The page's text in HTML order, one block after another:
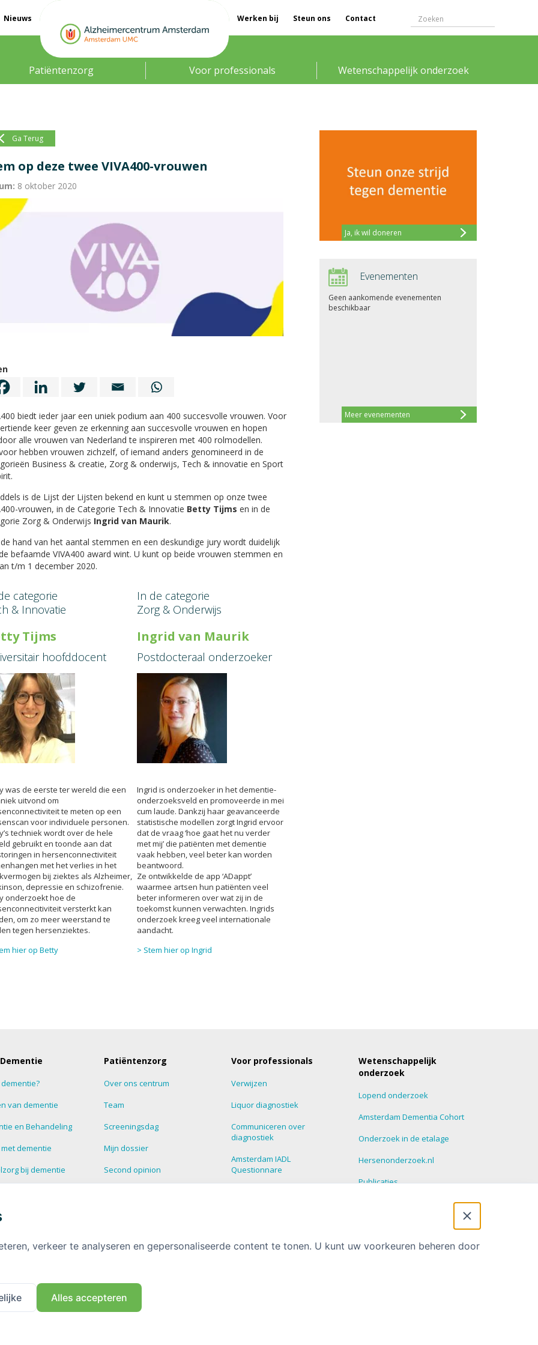
Nieuws Werken bij Steun ons Contact
Patiëntenzorg Voor professionals Wetenschappelijk onderzoek
Ga Terug
op deze twee VIVA400-vrouwen
8 oktober 2020
biedt ieder jaar een uniek podium aan 400 succesvolle vrouwen. Voor
keer geven ze erkenning aan succesvolle vrouwen en hopen
alle vrouwen van Nederland te inspireren met 400 rolmodellen.
hebben vrouwen zichzelf, of iemand anders genomineerd in de
Business & creatie, Zorg & onderwijs, Tech & innovatie en Sport
is de Lijst der Lijsten bekend en kunt u stemmen op onze twee
vrouwen, in de Categorie Tech & Innovatie Betty Tijms en in de
Zorg & Onderwijs Ingrid van Maurik.
hand van het aantal stemmen en een deskundige jury wordt duidelijk
befaamde VIVA400 award wint. U kunt op beide vrouwen stemmen en
t/m 1 december 2020.
categorie
& Innovatie
Tijms
hoofddocent
was de eerste ter wereld die een
uitvond om
te meten op een
voor individuele personen.
techniek wordt over de hele
gebruikt en toonde aan dat
in hersenconnectiviteit
met het verlies in het
bij ziektes als Alzheimer,
depressie en schizofrenie.
onderzoekt hoe de
versterkt kan
om zo meer weerstand te
tegen hersenziektes.
hier op Betty
In de categorie
Zorg & Onderwijs
Ingrid van Maurik
Postdocteraal onderzoeker
Ingrid is onderzoeker in het dementie-
onderzoeksveld en promoveerde in mei
cum laude. Dankzij haar geavanceerde
statistische modellen zorgt Ingrid ervoor
dat de vraag ‘hoe gaat het nu verder
met mij’ die patiënten met dementie
vaak hebben, veel beter kan worden
beantwoord.
Ze ontwikkelde de app ‘ADappt’
waarmee artsen hun patiënten veel
beter informeren over wat zij in de
toekomst kunnen verwachten. Ingrids
onderzoek kreeg veel internationale
aandacht.
> Stem hier op Ingrid
Ja, ik wil doneren
Evenementen
Meer evenementen
Geen aankomende evenementen
beschikbaar
van dementie
en Behandeling
dementie
bij dementie
over
Patiëntenzorg
Over ons centrum
Team
Screeningsdag
Mijn dossier
Second opinion
Voor professionals
Verwijzen
Liquor diagnostiek
Communiceren over
diagnostiek
Amsterdam IADL
Questionnare
Wetenschappelijk
onderzoek
Lopend onderzoek
Amsterdam Dementia Cohort
Onderzoek in de etalage
Hersenonderzoek.nl
Publicaties
verkeer te analyseren en gepersonaliseerde content te tonen. U kunt uw voorkeuren beheren door
Alles accepteren